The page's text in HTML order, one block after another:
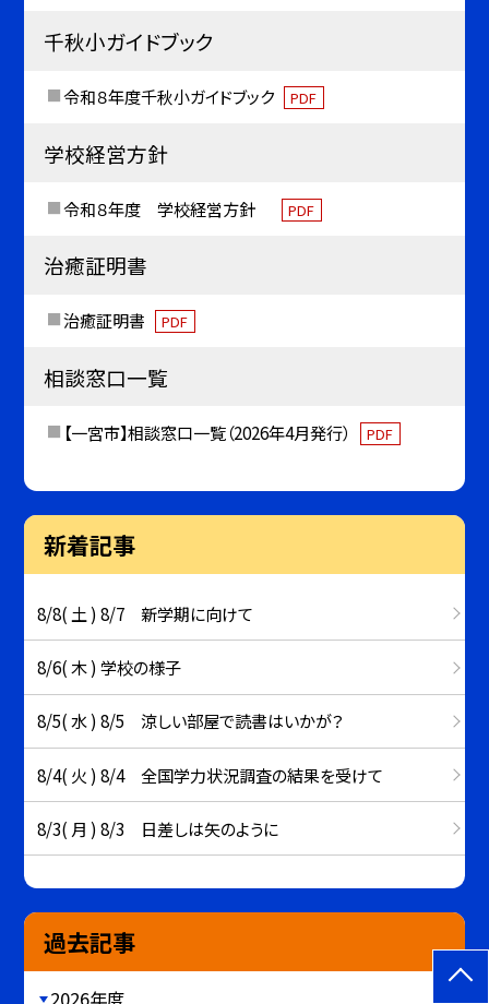
千秋小ガイドブック
令和８年度千秋小ガイドブック PDF
学校経営方針
令和８年度 学校経営方針 PDF
治癒証明書
治癒証明書 PDF
相談窓口一覧
【一宮市】相談窓口一覧（2026年4月発行） PDF
新着記事
8/8( 土 ) 8/7 新学期に向けて
8/6( 木 ) 学校の様子
8/5( 水 ) 8/5 涼しい部屋で読書はいかが？
8/4( 火 ) 8/4 全国学力状況調査の結果を受けて
8/3( 月 ) 8/3 日差しは矢のように
過去記事
2026年度